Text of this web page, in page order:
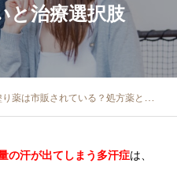
と治療選択肢
販されている？処方薬との違いと治療選択肢
の汗が出てしまう多汗症は、